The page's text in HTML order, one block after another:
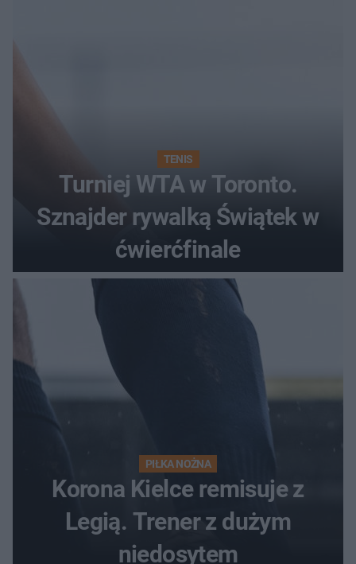
TENIS
Turniej WTA w Toronto.
Sznajder rywalką Świątek w
ćwierćfinale
PIŁKA NOŻNA
Korona Kielce remisuje z
Legią. Trener z dużym
niedosytem